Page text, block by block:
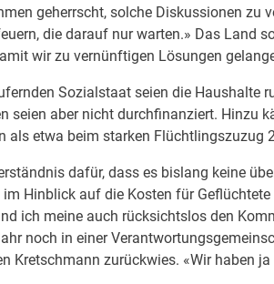
geherrscht, solche Diskussionen zu
die darauf nur warten.» Das Land
wir zu vernünftigen Lösungen
Sozialstaat seien die Haushalte
seien aber nicht durchfinanziert. Hinzu
als etwa beim starken Flüchtlingszuzug
dafür, dass es bislang keine
Hinblick auf die Kosten für
ich meine auch rücksichtslos den
noch in einer
Kretschmann zurückwies. «Wir haben